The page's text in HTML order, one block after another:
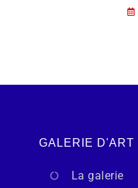
GALERIE D'ART
La galerie